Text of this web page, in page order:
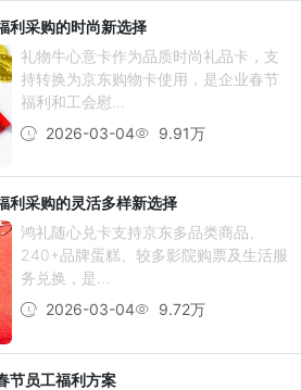
利采购的时尚新选择
礼物牛心意卡作为品质时尚礼品卡，支
持转换为京东购物卡使用，是企业春节
福利和工会慰...
2026-03-04
9.91万
利采购的灵活多样新选择
鸿礼随心兑卡支持京东多品类商品、
240+品牌蛋糕、较多影院购票及生活服
务兑换，是...
2026-03-04
9.72万
节员工福利方案